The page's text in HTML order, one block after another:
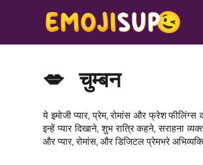
💋 चुम्बन
ये इमोजी प्यार, प्रेम, रोमांस और फ्रेश
इन्हें प्यार दिखाने, शुभ रात्रि कहने, सराहना
और प्यार, रोमांस, और डिजिटल प्रेमभरे